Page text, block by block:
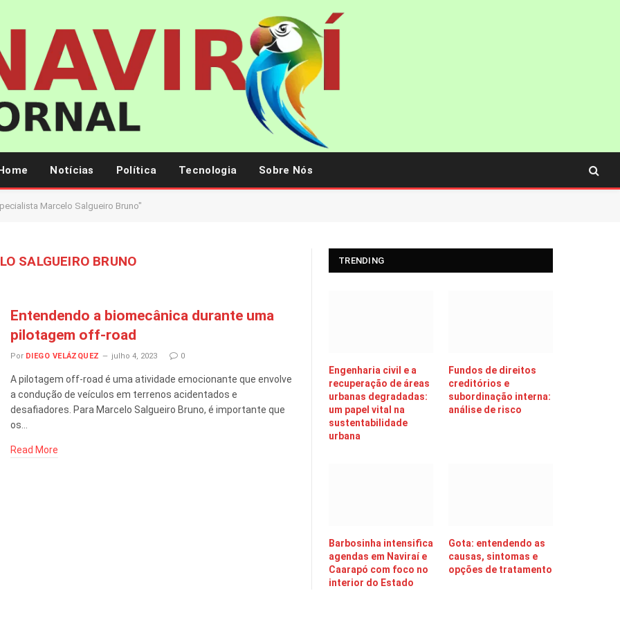
Notícias Política Tecnologia Sobre Nós
Marcelo Salgueiro Bruno"
SALGUEIRO BRUNO
Entendendo a biomecânica durante uma
pilotagem off-road
Por DIEGO VELÁZQUEZ julho 4, 2023 0
A pilotagem off-road é uma atividade emocionante que envolve
a condução de veículos em terrenos acidentados e
desafiadores. Para Marcelo Salgueiro Bruno, é importante que
os…
Read More
TRENDING
Engenharia civil e a
recuperação de áreas
urbanas degradadas:
um papel vital na
sustentabilidade
urbana
Fundos de direitos
creditórios e
subordinação interna:
análise de risco
Barbosinha intensifica
agendas em Naviraí e
Caarapó com foco no
interior do Estado
Gota: entendendo as
causas, sintomas e
opções de tratamento